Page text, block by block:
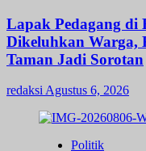
Lapak Pedagang di
Dikeluhkan Warga,
Taman Jadi Sorotan
redaksi Agustus 6, 2026
Politik